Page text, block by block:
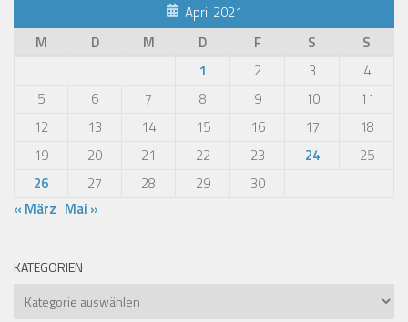
April 2021
M
D M D F S
S
1
2 3
4
5
6 7 8 9 10
11
12
13 14 15 16 17
18
19
20 21 22 23 24
25
26
27 28 29
30
« März Mai »
KATEGORIEN
Kategorien